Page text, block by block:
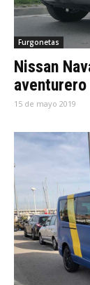
Furgonetas
Nissan
aventurero
15 de mayo 2019